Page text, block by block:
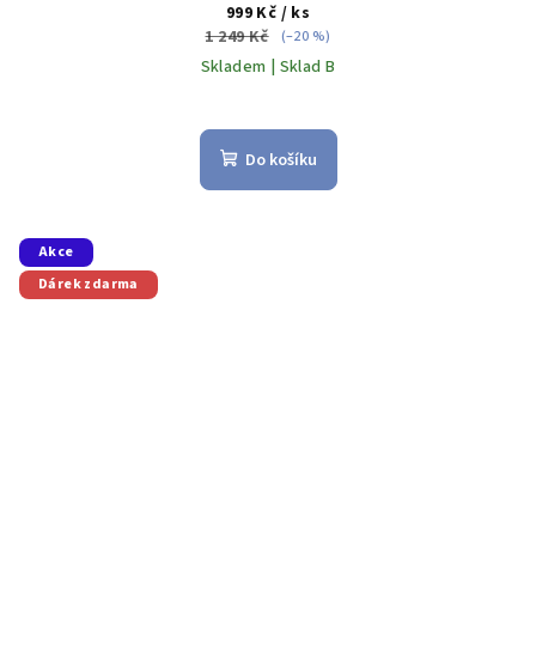
999 Kč / ks
1 249 Kč
(–20 %)
Skladem | Sklad B
Do košíku
Akce
Dárek zdarma